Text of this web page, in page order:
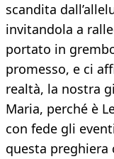
scandita
invitandola a
portato in
promesso, e ci
realtà, la nostra
Maria, perché è
con fede gli
questa